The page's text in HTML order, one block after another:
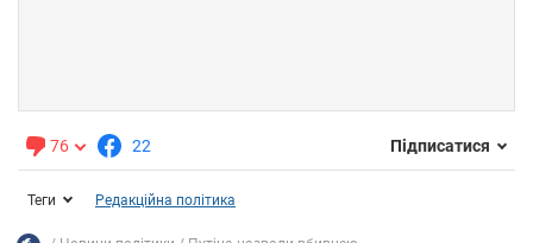
76 22 Підписатися
Теги Редакційна політика